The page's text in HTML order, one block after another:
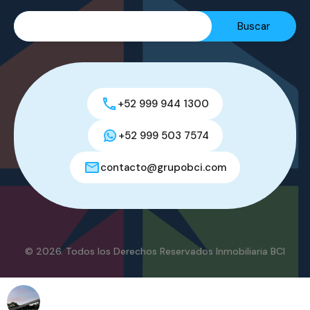
+52 999 944 1300
+52 999 503 7574
contacto@grupobci.com
© 2026. Todos los Derechos Reservados Inmobiliaria BCI